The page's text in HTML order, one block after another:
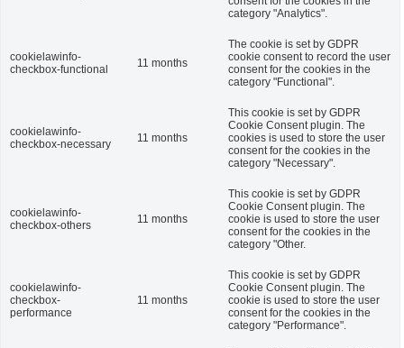
category "Analytics".
cookielawinfo-
checkbox-functional
11 months
The cookie is set by GDPR
cookie consent to record the user
consent for the cookies in the
category "Functional".
cookielawinfo-
checkbox-necessary
11 months
This cookie is set by GDPR
Cookie Consent plugin. The
cookies is used to store the user
consent for the cookies in the
category "Necessary".
cookielawinfo-
checkbox-others
11 months
This cookie is set by GDPR
Cookie Consent plugin. The
cookie is used to store the user
consent for the cookies in the
category "Other.
cookielawinfo-
checkbox-
performance
11 months
This cookie is set by GDPR
Cookie Consent plugin. The
cookie is used to store the user
consent for the cookies in the
category "Performance".